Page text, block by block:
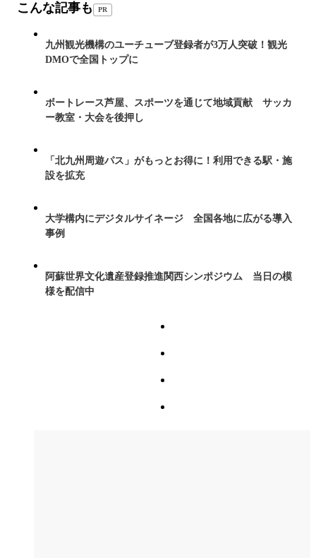
こんな記事も PR
九州観光機構のユーチューブ登録者が3万人突破！観光
DMOで全国トップに
ボートレース芦屋、スポーツを通じて地域貢献 サッカ
ー教室・大会を後押し
「北九州周遊パス」がもっとお得に！利用できる駅・施
設を拡充
大学構内にデジタルサイネージ 全国各地に広がる導入
事例
阿蘇世界文化遺産登録推進関西シンポジウム 当日の模
様を配信中